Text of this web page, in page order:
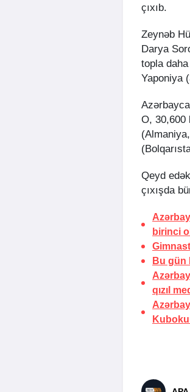
çıxıb.
Zeynəb
Darya
topla daha
Yaponiya
O, 30,600
Qeyd
çıxışda
birinci
Bu gün
qızıl